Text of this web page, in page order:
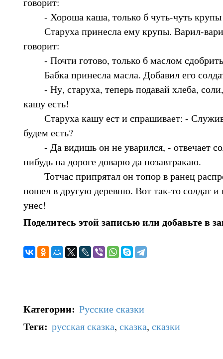
- Хороша каша, только б чуть-чуть крупы
Старуха принесла ему крупы. Варил-
говорит:
- Почти готово, только б маслом
Бабка принесла масла. Добавил его
- Ну, старуха, теперь подавай хлеба,
кашу есть!
Старуха кашу ест и спрашивает: -
будем есть?
- Да видишь он не уварился, - отвечает
нибудь на дороге доварю да позавтракаю.
Тотчас припрятал он топор в ранец
пошел в другую деревню. Вот так-то солдат
унес!
Поделитесь этой записью или добавьте в
Категории: Русские сказки
Теги: русская сказка, сказка, сказки